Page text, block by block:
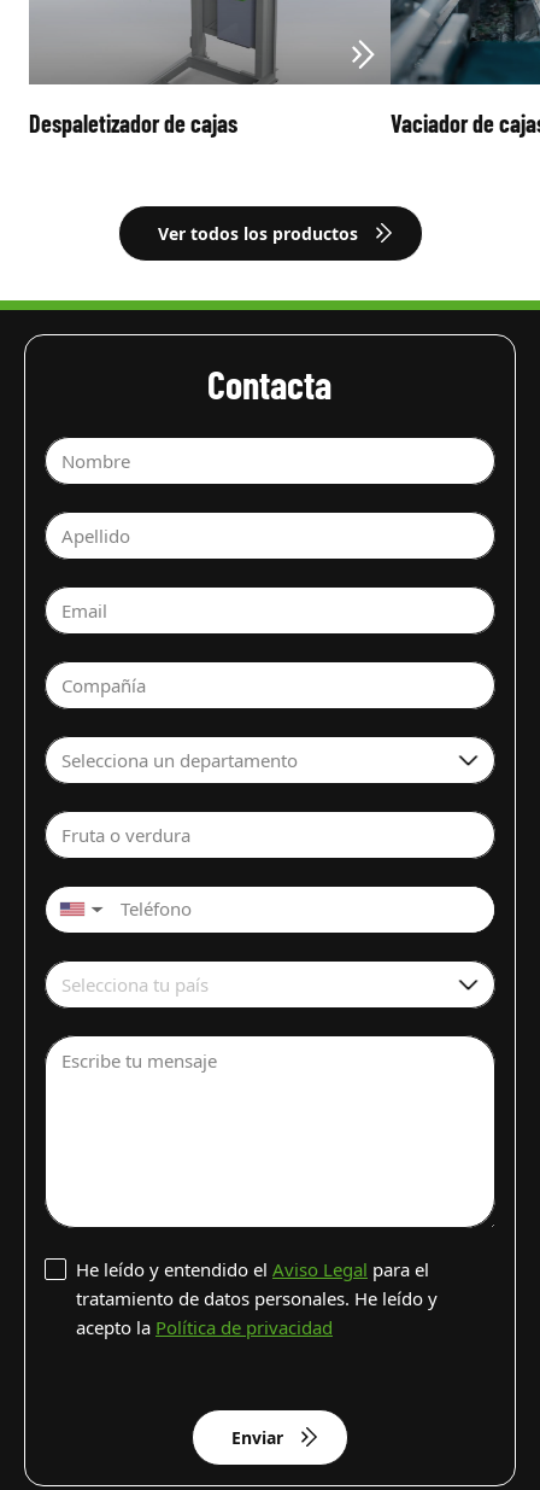
Despaletizador de cajas Vaciador de
Ver todos los productos
Contacta
Nombre
Apellido
Email
Compañía
Selecciona un departamento
Fruta o verdura
▼
Selecciona tu país
Escribe tu mensaje
He leído y entendido el Aviso Legal para el
tratamiento de datos personales. He leído y
acepto la Política de privacidad
Enviar